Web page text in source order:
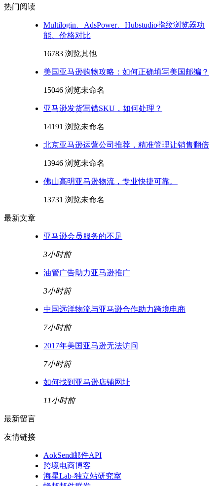
热门阅读
Multilogin、AdsPower、Hubstudio指纹浏览器功
能、价格对比
16783 浏览其他
美国亚马逊购物攻略：如何正确填写美国邮编？
15046 浏览未命名
亚马逊发货写错SKU，如何处理？
14191 浏览未命名
北京亚马逊运营公司推荐，精准管理让销售翻倍
13946 浏览未命名
佛山高明亚马逊物流，专业快捷可靠。
13731 浏览未命名
最新文章
亚马逊会员服务的不足
3小时前
油管广告助力亚马逊推广
3小时前
中国远洋物流与亚马逊合作助力跨境电商
7小时前
2017年美国亚马逊无法访问
7小时前
如何找到亚马逊店铺网址
11小时前
最新留言
友情链接
AokSend邮件API
跨境电商博客
海星Lab-独立站研究室